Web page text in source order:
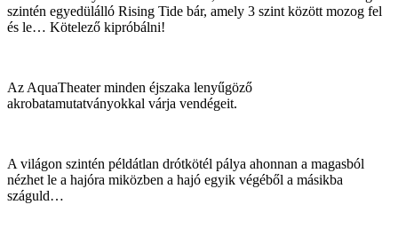
szintén egyedülálló Rising Tide bár, amely 3 szint között mozog fel
és le… Kötelező kipróbálni!
Az AquaTheater minden éjszaka lenyűgöző
akrobatamutatványokkal várja vendégeit.
A világon szintén példátlan drótkötél pálya ahonnan a magasból
nézhet le a hajóra miközben a hajó egyik végéből a másikba
száguld…